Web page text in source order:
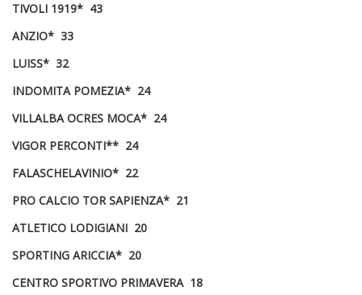
TIVOLI 1919* 43
ANZIO* 33
LUISS* 32
INDOMITA POMEZIA* 24
VILLALBA OCRES MOCA* 24
VIGOR PERCONTI** 24
FALASCHELAVINIO* 22
PRO CALCIO TOR SAPIENZA* 21
ATLETICO LODIGIANI 20
SPORTING ARICCIA* 20
CENTRO SPORTIVO PRIMAVERA 18